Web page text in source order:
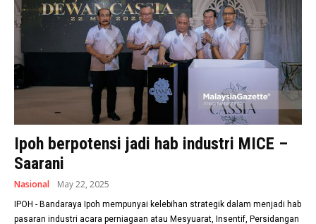
Ipoh berpotensi jadi hab industri MICE –
Saarani
Nasional May 22, 2025
IPOH - Bandaraya Ipoh mempunyai kelebihan strategik dalam menjadi hab
pasaran industri acara perniagaan atau Mesyuarat, Insentif, Persidangan